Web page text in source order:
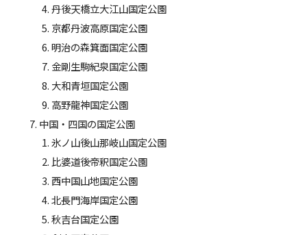
丹後天橋立大江山国定公園
京都丹波高原国定公園
明治の森箕面国定公園
金剛生駒紀泉国定公園
大和青垣国定公園
高野龍神国定公園
中国・四国の国定公園
氷ノ山後山那岐山国定公園
比婆道後帝釈国定公園
西中国山地国定公園
北長門海岸国定公園
秋吉台国定公園